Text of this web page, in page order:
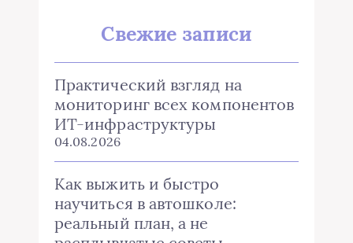
Свежие записи
Практический взгляд на
мониторинг всех компонентов
ИТ-инфраструктуры
04.08.2026
Как выжить и быстро
научиться в автошколе:
реальный план, а не